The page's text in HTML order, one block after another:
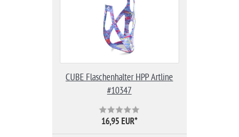
CUBE Flaschenhalter HPP Artline
#10347
16,95 EUR*